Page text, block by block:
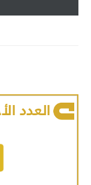
العدد